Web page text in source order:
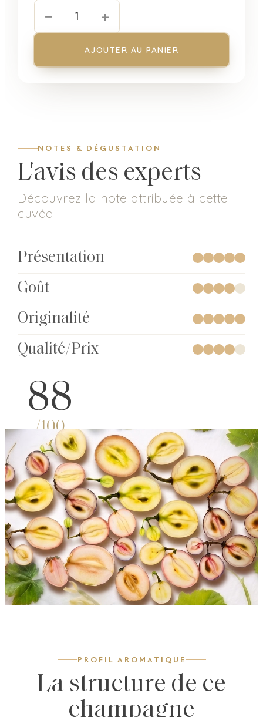
− 1 +
AJOUTER AU PANIER
NOTES & DÉGUSTATION
L'avis des experts
Découvrez la note attribuée à cette
cuvée
Présentation
Goût
Originalité
Qualité/Prix
88
/100
PROFIL AROMATIQUE
La structure de ce
champagne